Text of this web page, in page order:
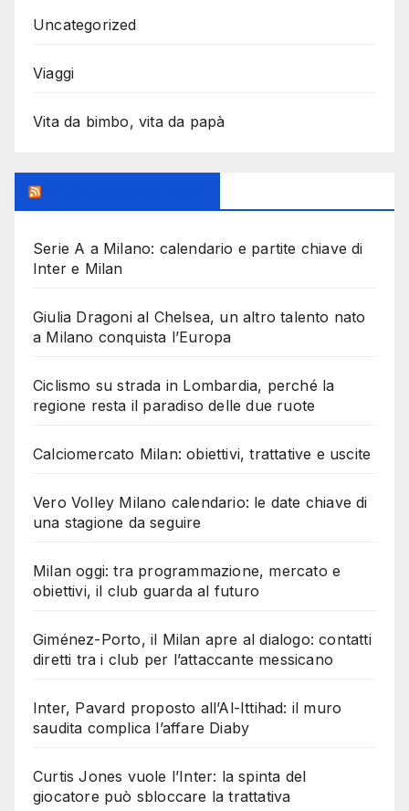
Uncategorized
Viaggi
Vita da bimbo, vita da papà
Serie A a Milano: calendario e partite chiave di
Inter e Milan
Giulia Dragoni al Chelsea, un altro talento nato
a Milano conquista l’Europa
Ciclismo su strada in Lombardia, perché la
regione resta il paradiso delle due ruote
Calciomercato Milan: obiettivi, trattative e uscite
Vero Volley Milano calendario: le date chiave di
una stagione da seguire
Milan oggi: tra programmazione, mercato e
obiettivi, il club guarda al futuro
Giménez-Porto, il Milan apre al dialogo: contatti
diretti tra i club per l’attaccante messicano
Inter, Pavard proposto all’Al-Ittihad: il muro
saudita complica l’affare Diaby
Curtis Jones vuole l’Inter: la spinta del
giocatore può sbloccare la trattativa